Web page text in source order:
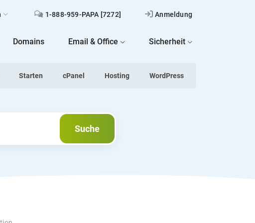
1-888-959-PAPA [7272] Anmeldung
Domains Email & Office Sicherheit
Starten cPanel Hosting WordPress
Suche
Suche